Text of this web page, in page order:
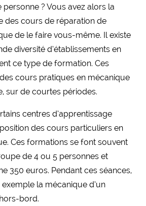
? Vous avez alors la
des cours de réparation de
de le faire vous-même. Il existe
diversité d’établissements en
ce type de formation. Ces
cours pratiques en mécanique
sur de courtes périodes.
centres d’apprentissage
des cours particuliers en
Ces formations se font souvent
de 4 ou 5 personnes et
350 euros. Pendant ces séances,
la mécanique d’un
bord.